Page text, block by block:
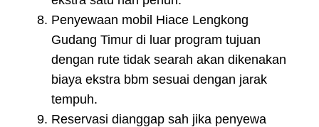
Penyewaan mobil Hiace Lengkong
Gudang Timur di luar program tujuan
dengan rute tidak searah akan dikenakan
biaya ekstra bbm sesuai dengan jarak
tempuh.
Reservasi dianggap sah jika penyewa